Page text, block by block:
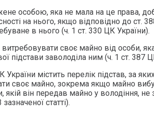
особою, яка не мала на це права,
на нього, якщо відповідно до ст.
в нього (ч. 1 ст. 330 ЦК України).
своє майно від особи,
підстави заволоділа ним (ч. 1 ст. 387
України містить перелік підстав, за
своє майно, зокрема якщо майно
якій він передав майно у володіння, не
статті).